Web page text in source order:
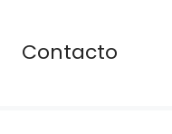
Contacto